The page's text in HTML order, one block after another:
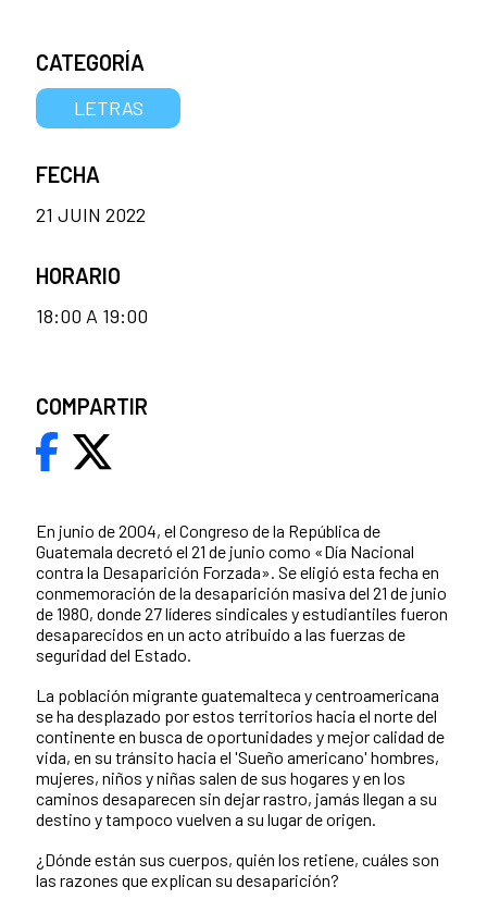
En junio de 2004, el Congreso de la República de
Guatemala decretó el 21 de junio como «Día Nacional
contra la Desaparición Forzada». Se eligió esta fecha en
conmemoración de la desaparición masiva del 21 de junio
de 1980, donde 27 líderes sindicales y estudiantiles fueron
desaparecidos en un acto atribuido a las fuerzas de
seguridad del Estado.
La población migrante guatemalteca y centroamericana
se ha desplazado por estos territorios hacia el norte del
continente en busca de oportunidades y mejor calidad de
vida, en su tránsito hacia el 'Sueño americano' hombres,
mujeres, niños y niñas salen de sus hogares y en los
caminos desaparecen sin dejar rastro, jamás llegan a su
destino y tampoco vuelven a su lugar de origen.
¿Dónde están sus cuerpos, quién los retiene, cuáles son
las razones que explican su desaparición?
CATEGORÍA
LETRAS
FECHA
21 JUIN 2022
HORARIO
18:00 A 19:00
COMPARTIR